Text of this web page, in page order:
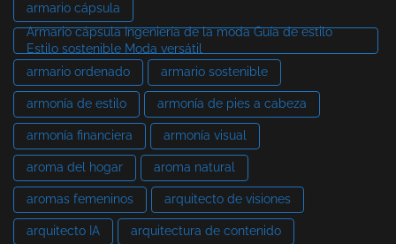
armario cápsula
Armario cápsula Ingeniería de la moda Guía de estilo
Estilo sostenible Moda versátil
armario ordenado
armario sostenible
armonía de estilo armonía de pies a cabeza
armonía financiera armonía visual
aroma del hogar aroma natural
aromas femeninos arquitecto de visiones
arquitecto IA arquitectura de contenido